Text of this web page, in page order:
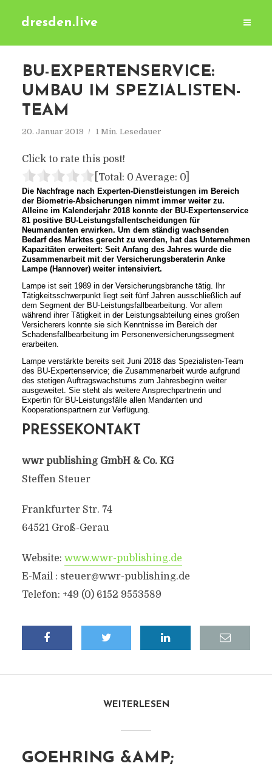
dresden.live
BU-EXPERTENSERVICE:
UMBAU IM SPEZIALISTEN-
TEAM
20. Januar 2019 1 Min. Lesedauer
Click to rate this post!
[Total: 0 Average: 0]
Die Nachfrage nach Experten-Dienstleistungen im Bereich
der Biometrie-Absicherungen nimmt immer weiter zu.
Alleine im Kalenderjahr 2018 konnte der BU-Expertenservice
81 positive BU-Leistungsfallentscheidungen für
Neumandanten erwirken. Um dem ständig wachsenden
Bedarf des Marktes gerecht zu werden, hat das Unternehmen
Kapazitäten erweitert: Seit Anfang des Jahres wurde die
Zusammenarbeit mit der Versicherungsberaterin Anke
Lampe (Hannover) weiter intensiviert.
Lampe ist seit 1989 in der Versicherungsbranche tätig. Ihr
Tätigkeitsschwerpunkt liegt seit fünf Jahren ausschließlich auf
dem Segment der BU-Leistungsfallbearbeitung. Vor allem
während ihrer Tätigkeit in der Leistungsabteilung eines großen
Versicherers konnte sie sich Kenntnisse im Bereich der
Schadensfallbearbeitung im Personenversicherungssegment
erarbeiten.
Lampe verstärkte bereits seit Juni 2018 das Spezialisten-Team
des BU-Expertenservice; die Zusammenarbeit wurde aufgrund
des stetigen Auftragswachstums zum Jahresbeginn weiter
ausgeweitet. Sie steht als weitere Ansprechpartnerin und
Expertin für BU-Leistungsfälle allen Mandanten und
Kooperationspartnern zur Verfügung.
PRESSEKONTAKT
wwr publishing GmbH & Co. KG
Steffen Steuer
Frankfurter Str. 74
64521 Groß-Gerau
Website: www.wwr-publishing.de
E-Mail : steuer@wwr-publishing.de
Telefon: +49 (0) 6152 9553589
WEITERLESEN
GOEHRING &AMP;